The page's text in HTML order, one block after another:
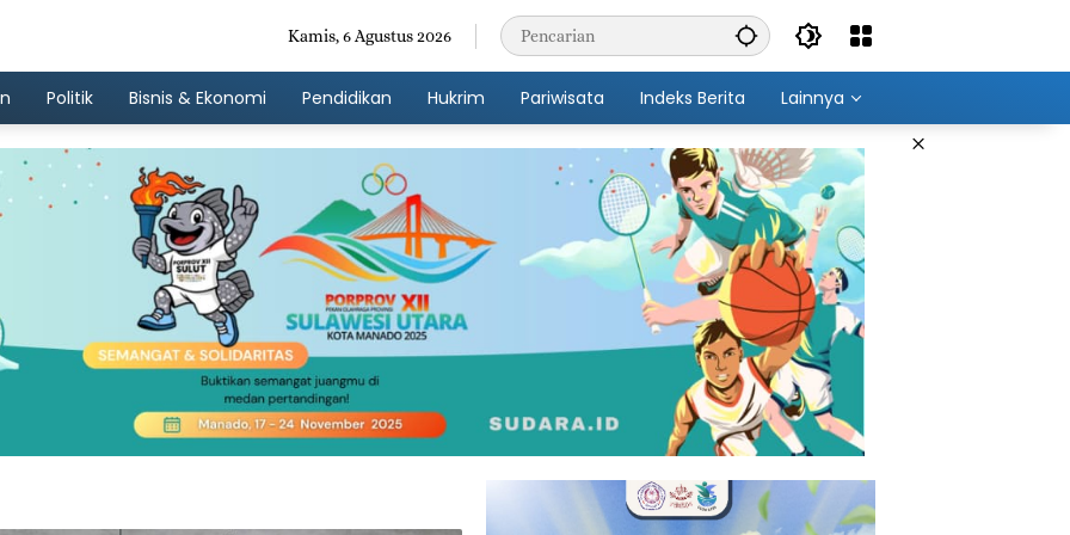
Kamis, 6 Agustus 2026
Politik Bisnis & Ekonomi Pendidikan Hukrim Pariwisata Indeks Berita Lainnya
×